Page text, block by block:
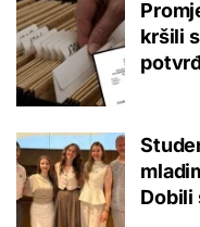
kršili
Dobili